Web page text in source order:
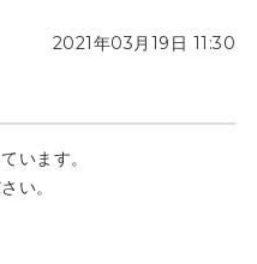
2021年03月19日 11:30
います。
い。